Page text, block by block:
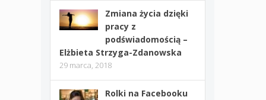
Zmiana życia dzięki
pracy z
podświadomością –
Elżbieta Strzyga-Zdanowska
29 marca, 2018
Rolki na Facebooku